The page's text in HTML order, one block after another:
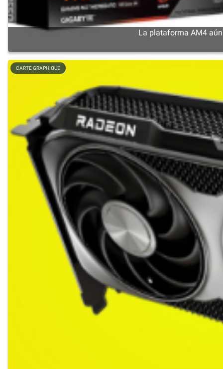
La plataforma AM4
CARTE GRAPHIQUE